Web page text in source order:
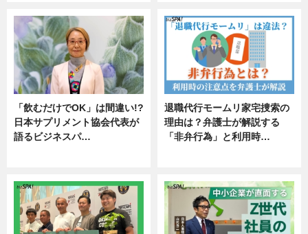
「飲むだけでOK」は間違い!?
日本サプリメント協会代表が
語るビジネスパ…
退職代行モームリ家宅捜索の
理由は？弁護士が解説する
「非弁行為」と利用時…